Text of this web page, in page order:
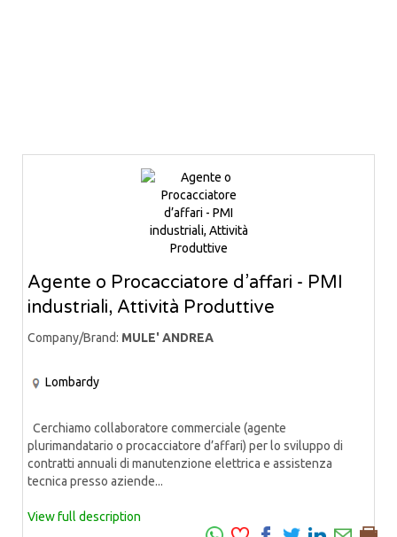
Agente o Procacciatore d’affari - PMI
industriali, Attività Produttive
Company/Brand: MULE' ANDREA
Lombardy
Cerchiamo collaboratore commerciale (agente
plurimandatario o procacciatore d’affari) per lo sviluppo di
contratti annuali di manutenzione elettrica e assistenza
tecnica presso aziende...
View full description